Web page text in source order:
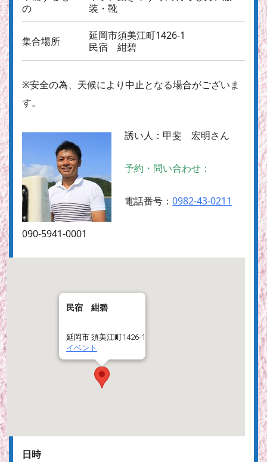
の
装・靴
集合場所
延岡市須美江町1426-1
民宿 紺碧
※安全の為、天候により中止となる場合がございま
す。
誘い人： 甲斐 宏明さん
予約・問い合わせ：
電話番号：0982-43-0211
090-5941-0001
民宿 紺碧
延岡市 須美江町1426-1
イベント
日時